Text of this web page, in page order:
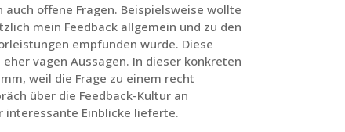
offene Fragen. Beispielsweise wollte
mein Feedback allgemein und zu den
empfunden wurde. Diese
vagen Aussagen. In dieser konkreten
weil die Frage zu einem recht
über die Feedback-Kultur an
Einblicke lieferte.